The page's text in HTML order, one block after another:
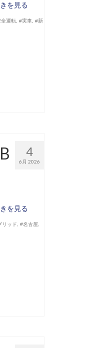
を見る
全運転 ,#実車 ,#新
4
6月 2026
を見る
リッド ,#名古屋